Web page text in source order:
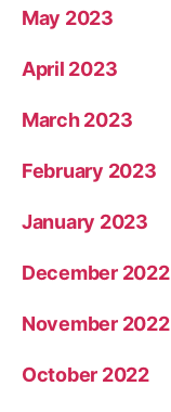
May 2023
April 2023
March 2023
February 2023
January 2023
December 2022
November 2022
October 2022